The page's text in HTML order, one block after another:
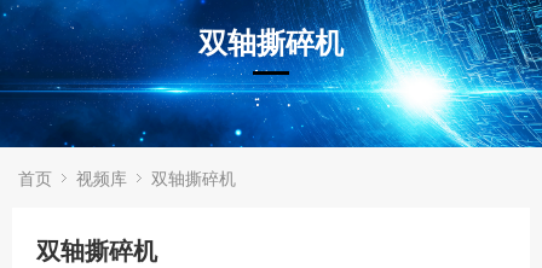
双轴撕碎机
首页 视频库 双轴撕碎机
双轴撕碎机